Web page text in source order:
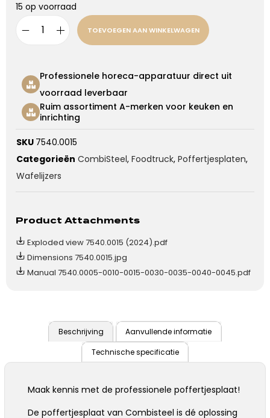
15 op voorraad
TOEVOEGEN AAN WINKELWAGEN
Professionele horeca-apparatuur direct uit
voorraad leverbaar
Ruim assortiment A-merken voor keuken en
inrichting
SKU 7540.0015
Categorieën CombiSteel, Foodtruck, Poffertjesplaten,
Wafelijzers
Product Attachments
Exploded view 7540.0015 (2024).pdf
Dimensions 7540.0015.jpg
Manual 7540.0005-0010-0015-0030-0035-0040-0045.pdf
Beschrijving Aanvullende informatie
Technische specificatie
Maak kennis met de professionele poffertjesplaat!
De poffertjesplaat van Combisteel is dé oplossing